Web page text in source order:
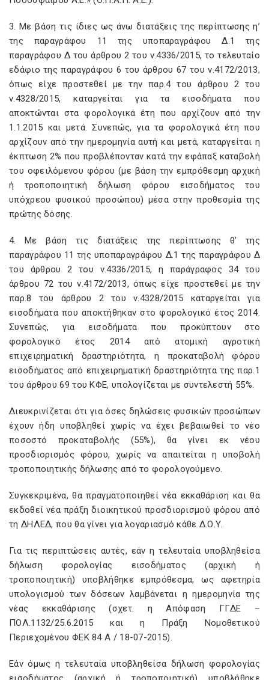
3. Με βάση τις ίδιες ως άνω διατάξεις της περίπτωσης η’
της παραγράφου 11 της υποπαραγράφου Δ.1 της
παραγράφου Δ του άρθρου 2 του ν.4336/2015, το τελευταίο
εδάφιο της παραγράφου 6 του άρθρου 67 του ν.4172/2013,
όπως είχε προστεθεί με την παρ.4 του άρθρου 2 του
ν.4328/2015, καταργείται για τα εισοδήματα που
αποκτώνται στα φορολογικά έτη που αρχίζουν από την
1.1.2015 και μετά. Συνεπώς, για τα φορολογικά έτη που
αρχίζουν από την ημερομηνία αυτή και μετά, καταργείται η
έκπτωση 2% που προβλέπονταν κατά την εφάπαξ καταβολή
του οφειλόμενου φόρου (με βάση την εμπρόθεσμη αρχική
ή τροποποιητική δήλωση φόρου εισοδήματος του
υπόχρεου φυσικού προσώπου) μέσα στην προθεσμία της
πρώτης δόσης.
4. Με βάση τις διατάξεις της περίπτωσης θ’ της
παραγράφου 11 της υποπαραγράφου Δ.1 της παραγράφου Δ
του άρθρου 2 του ν.4336/2015, η παράγραφος 34 του
άρθρου 72 του ν.4172/2013, όπως είχε προστεθεί με την
παρ.8 του άρθρου 2 του ν.4328/2015 καταργείται για
εισοδήματα που αποκτήθηκαν στο φορολογικό έτος 2014.
Συνεπώς, για εισοδήματα που προκύπτουν στο
φορολογικό έτος 2014 από ατομική αγροτική
επιχειρηματική δραστηριότητα, η προκαταβολή φόρου
εισοδήματος από επιχειρηματική δραστηριότητα της παρ.1
του άρθρου 69 του ΚΦΕ, υπολογίζεται με συντελεστή 55%.
Διευκρινίζεται ότι για όσες δηλώσεις φυσικών προσώπων
έχουν ήδη υποβληθεί χωρίς να έχει βεβαιωθεί το νέο
ποσοστό προκαταβολής (55%), θα γίνει εκ νέου
προσδιορισμός φόρου, χωρίς να απαιτείται η υποβολή
τροποποιητικής δήλωσης από το φορολογούμενο.
Συγκεκριμένα, θα πραγματοποιηθεί νέα εκκαθάριση και θα
εκδοθεί νέα πράξη διοικητικού προσδιορισμού φόρου από
τη ΔΗΛΕΔ, που θα γίνει για λογαριασμό κάθε Δ.Ο.Υ.
Για τις περιπτώσεις αυτές, εάν η τελευταία υποβληθείσα
δήλωση φορολογίας εισοδήματος (αρχική ή
τροποποιητική) υποβλήθηκε εμπρόθεσμα, ως αφετηρία
υπολογισμού των δόσεων λαμβάνεται η ημερομηνία της
νέας εκκαθάρισης (σχετ. η Απόφαση ΓΓΔΕ –
ΠΟΛ.1132/25.6.2015 και η Πράξη Νομοθετικού
Περιεχομένου ΦΕΚ 84 Α / 18-07-2015).
Εάν όμως η τελευταία υποβληθείσα δήλωση φορολογίας